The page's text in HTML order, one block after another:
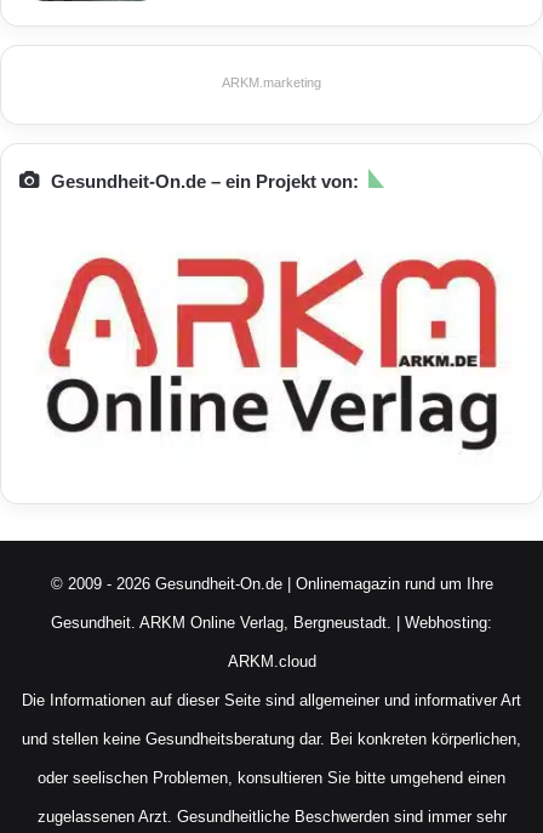
ARKM.marketing
Gesundheit-On.de – ein Projekt von:
© 2009 - 2026 Gesundheit-On.de | Onlinemagazin rund um Ihre
Gesundheit. ARKM Online Verlag, Bergneustadt. | Webhosting:
ARKM.cloud
Die Informationen auf dieser Seite sind allgemeiner und informativer Art
und stellen keine Gesundheitsberatung dar. Bei konkreten körperlichen,
oder seelischen Problemen, konsultieren Sie bitte umgehend einen
zugelassenen Arzt. Gesundheitliche Beschwerden sind immer sehr